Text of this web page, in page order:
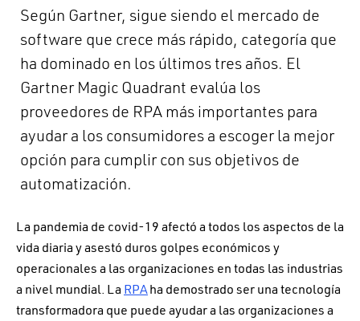
Según Gartner, sigue siendo el mercado de
software que crece más rápido, categoría que
ha dominado en los últimos tres años. El
Gartner Magic Quadrant evalúa los
proveedores de RPA más importantes para
ayudar a los consumidores a escoger la mejor
opción para cumplir con sus objetivos de
automatización.
La pandemia de covid-19 afectó a todos los aspectos de la
vida diaria y asestó duros golpes económicos y
operacionales a las organizaciones en todas las industrias
a nivel mundial. La RPAha demostrado ser una tecnología
transformadora que puede ayudar a las organizaciones a